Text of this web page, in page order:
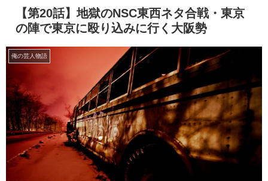
【第20話】地獄のNSC東西ネタ合戦・東京
の陣で東京に殴り込みに行く大阪勢
俺の芸人物語